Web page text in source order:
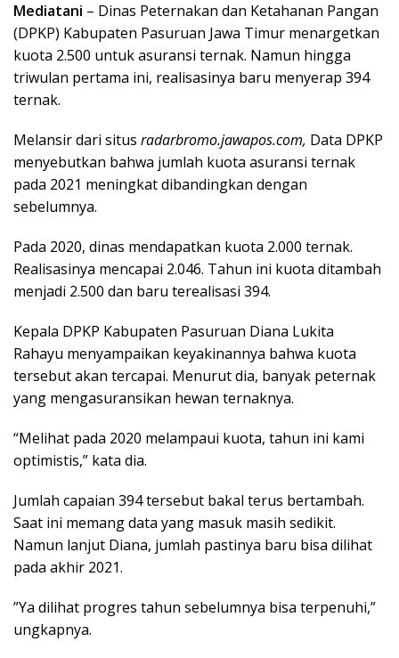
Mediatani – Dinas Peternakan dan Ketahanan Pangan
(DPKP) Kabupaten Pasuruan Jawa Timur menargetkan
kuota 2.500 untuk asuransi ternak. Namun hingga
triwulan pertama ini, realisasinya baru menyerap 394
ternak.
Melansir dari situs radarbromo.jawapos.com, Data DPKP
menyebutkan bahwa jumlah kuota asuransi ternak
pada 2021 meningkat dibandingkan dengan
sebelumnya.
Pada 2020, dinas mendapatkan kuota 2.000 ternak.
Realisasinya mencapai 2.046. Tahun ini kuota ditambah
menjadi 2.500 dan baru terealisasi 394.
Kepala DPKP Kabupaten Pasuruan Diana Lukita
Rahayu menyampaikan keyakinannya bahwa kuota
tersebut akan tercapai. Menurut dia, banyak peternak
yang mengasuransikan hewan ternaknya.
“Melihat pada 2020 melampaui kuota, tahun ini kami
optimistis,” kata dia.
Jumlah capaian 394 tersebut bakal terus bertambah.
Saat ini memang data yang masuk masih sedikit.
Namun lanjut Diana, jumlah pastinya baru bisa dilihat
pada akhir 2021.
”Ya dilihat progres tahun sebelumnya bisa terpenuhi,”
ungkapnya.